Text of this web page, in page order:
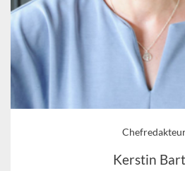
Kerstin